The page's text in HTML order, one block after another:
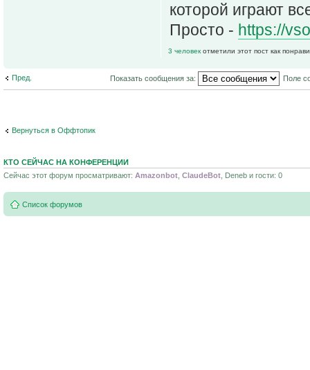
которой играют
Просто - https://
3 человекотметили этот пост как
Пред. Показать сообщения за: Поле
Вернуться в Оффтопик
КТО СЕЙЧАС НА КОНФЕРЕНЦИИ
Сейчас этот форум просматривают: Amazonbot, ClaudeBot, Deneb и гости: 0
Список форумов